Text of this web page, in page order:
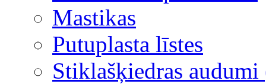
Mastikas
Putuplasta līstes
Stiklašķiedras audumi